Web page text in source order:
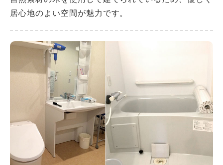
居心地のよい空間が魅力です。